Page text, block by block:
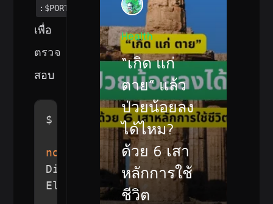
:$PORT
เพื่อ
ตรวจ
สอบ
$ -i -P | grep LISTEN
node 10655 snappytux   23u
Discord 15288 snappytux   48u
Electron 16232 snappytux   63u
Health
“เกิด แก่
ตาย” แล้ว
ป่วยน้อยลง
ได้ไหม?
ด้วย 6 เสา
หลักการใช้
ชีวิต